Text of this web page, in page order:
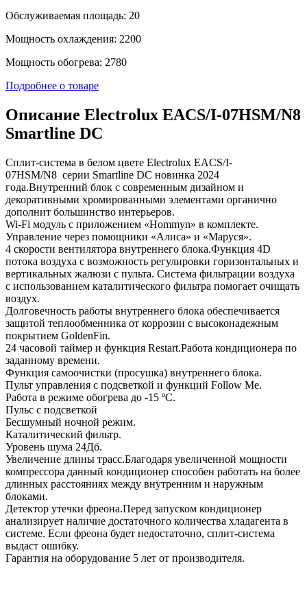
Обслуживаемая площадь: 20
Мощность охлаждения: 2200
Мощность обогрева: 2780
Подробнее о товаре
Описание Electrolux EACS/I-07HSM/N8
Smartline DC
Сплит-система в белом цвете Electrolux EACS/I-
07HSM/N8 серии Smartline DC новинка 2024
года.Внутренний блок с современным дизайном и
декоративными хромированными элементами органично
дополнит большинство интерьеров.
Wi-Fi модуль с приложением «Hommyn» в комплекте.
Управление через помощники «Алиса» и «Маруся».
4 скорости вентилятора внутреннего блока.Функция 4D
потока воздуха с возможность регулировки горизонтальных и
вертикальных жалюзи с пульта. Система фильтрации воздуха
с использованием каталитического фильтра помогает очищать
воздух.
Долговечность работы внутреннего блока обеспечивается
защитой теплообменника от коррозии с высоконадежным
покрытием GoldenFin.
24 часовой таймер и функция Restart.Работа кондиционера по
заданному времени.
Функция самоочистки (просушка) внутреннего блока.
Пульт управления с подсветкой и функций Follow Me.
Работа в режиме обогрева до -15 ºС.
Пульс с подсветкой
Бесшумный ночной режим.
Каталитический фильтр.
Уровень шума 24Дб.
Увеличение длины трасс.Благодаря увеличенной мощности
компрессора данный кондиционер способен работать на более
длинных расстояниях между внутренним и наружным
блоками.
Детектор утечки фреона.Перед запуском кондиционер
анализирует наличие достаточного количества хладагента в
системе. Если фреона будет недостаточно, сплит-система
выдаст ошибку.
Гарантия на оборудование 5 лет от производителя.